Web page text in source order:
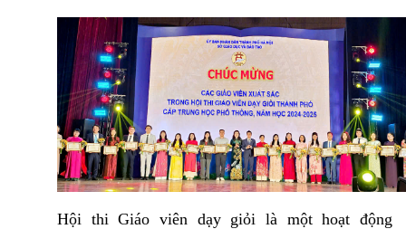
Hội thi Giáo viên dạy giỏi là một hoạt động